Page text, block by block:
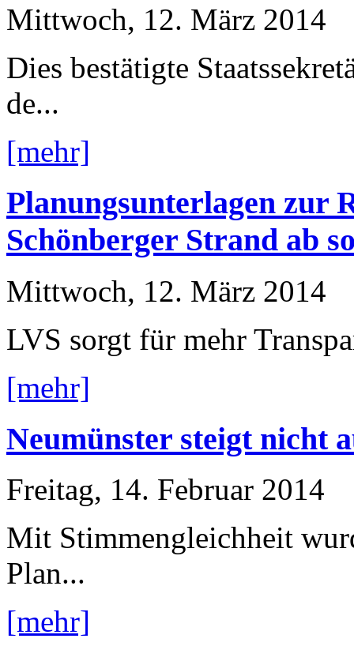
Mittwoch, 12. März 2014
Dies bestätigte
de...
[mehr]
Planungsunterlagen zur
Schönberger Strand ab
Mittwoch, 12. März 2014
LVS sorgt für mehr
[mehr]
Neumünster steigt nicht
Freitag, 14. Februar 2014
Mit Stimmengleichheit
Plan...
[mehr]